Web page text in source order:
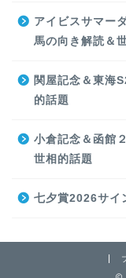
アイビスサマー
馬の向き解読＆
関屋記念＆東海
的話題
小倉記念＆函館
世相的話題
七夕賞2026サイ